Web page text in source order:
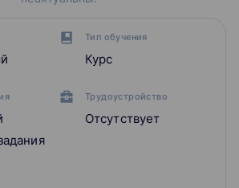
Тип обучения
Курс
Трудоустройство
Отсутствует